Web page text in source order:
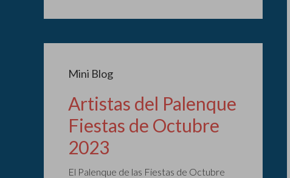
Mini Blog
Artistas del Palenque
Fiestas de Octubre
2023
El Palenque de las Fiestas de Octubre